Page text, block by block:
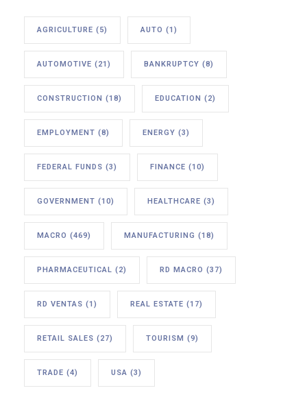
AGRICULTURE (5) AUTO (1)
AUTOMOTIVE (21) BANKRUPTCY (8)
CONSTRUCTION (18) EDUCATION (2)
EMPLOYMENT (8) ENERGY (3)
FEDERAL FUNDS (3) FINANCE (10)
GOVERNMENT (10) HEALTHCARE (3)
MACRO (469) MANUFACTURING (18)
PHARMACEUTICAL (2) RD MACRO (37)
RD VENTAS (1) REAL ESTATE (17)
RETAIL SALES (27) TOURISM (9)
TRADE (4) USA (3)